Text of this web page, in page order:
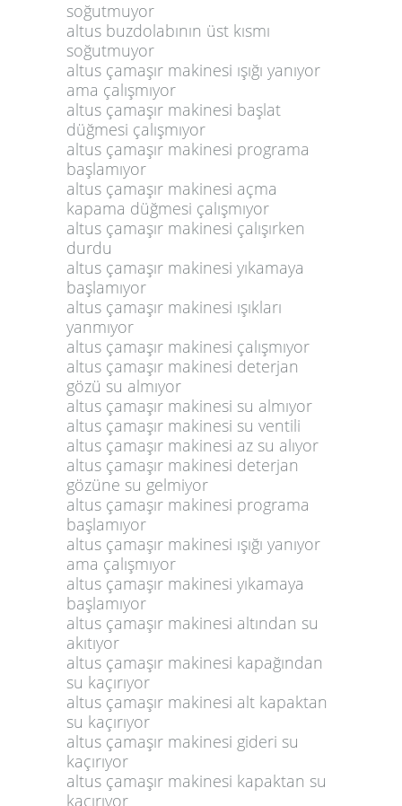
soğutmuyor
altus buzdolabının üst kısmı
soğutmuyor
altus çamaşır makinesi ışığı yanıyor
ama çalışmıyor
altus çamaşır makinesi başlat
düğmesi çalışmıyor
altus çamaşır makinesi programa
başlamıyor
altus çamaşır makinesi açma
kapama düğmesi çalışmıyor
altus çamaşır makinesi çalışırken
durdu
altus çamaşır makinesi yıkamaya
başlamıyor
altus çamaşır makinesi ışıkları
yanmıyor
altus çamaşır makinesi çalışmıyor
altus çamaşır makinesi deterjan
gözü su almıyor
altus çamaşır makinesi su almıyor
altus çamaşır makinesi su ventili
altus çamaşır makinesi az su alıyor
altus çamaşır makinesi deterjan
gözüne su gelmiyor
altus çamaşır makinesi programa
başlamıyor
altus çamaşır makinesi ışığı yanıyor
ama çalışmıyor
altus çamaşır makinesi yıkamaya
başlamıyor
altus çamaşır makinesi altından su
akıtıyor
altus çamaşır makinesi kapağından
su kaçırıyor
altus çamaşır makinesi alt kapaktan
su kaçırıyor
altus çamaşır makinesi gideri su
kaçırıyor
altus çamaşır makinesi kapaktan su
kaçırıyor